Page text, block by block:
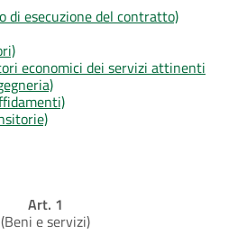
di esecuzione del contratto)
economici dei servizi attinenti
Art. 1
(Beni e servizi)